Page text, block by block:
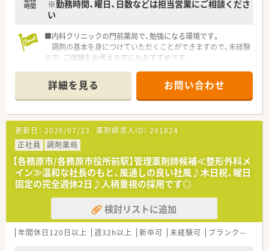
時間
※勤務時間、曜日、日数などは担当営業にご相談くださ
い
■内科クリニックの門前薬局で、勉強になる環境です。
調剤の基本を身につけていただくことができますので、未経験
の方、ご復職をお考えの方にもおすすめです。
詳細を見る お問い合わせ
更新日： 2026/07/23 薬剤師求人ID： 201824
正社員
調剤薬局
【各務原市/各務原市役所前駅】管理薬剤師候補≪整形外科メ
イン≫温和な社長のもと、風通しの良い社風♪木日祝、曜日
固定の完全週休2日♪人柄重視の採用です◎
検討リストに追加
年間休日120日以上 週32h以上 新卒可 未経験可 ブランク可